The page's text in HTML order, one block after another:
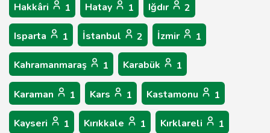
Hakkâri 1 Hatay 1 Iğdır 2
Isparta 1 İstanbul 2 İzmir 1
Kahramanmaraş 1 Karabük 1
Karaman 1 Kars 1 Kastamonu 1
Kayseri 1 Kırıkkale 1 Kırklareli 1